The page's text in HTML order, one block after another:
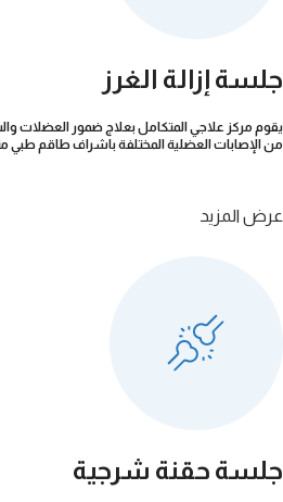
جلسة إزالة الغرز
يقوم مركز علاجي المتكامل بعلاج ضمور العضلات
من الإصابات العضلية المختلفة باشراف طاقم
عرض المزيد
جلسة حقنة شرجية